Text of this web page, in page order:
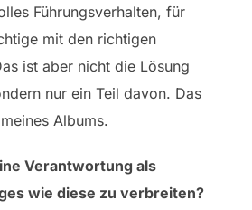
Führungsverhalten, für
mit den richtigen
ist aber nicht die Lösung
nur ein Teil davon. Das
Albums.
Verantwortung als
wie diese zu verbreiten?